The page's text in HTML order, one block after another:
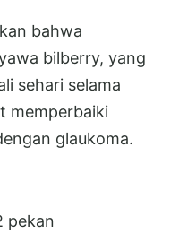
bahwa
bilberry, yang
sehari selama
memperbaiki
glaukoma.
pekan